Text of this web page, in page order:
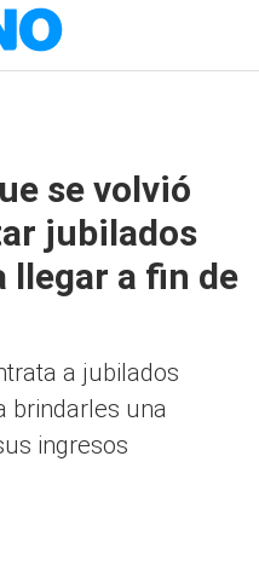
se volvió
jubilados
llegar a fin de
a jubilados
brindarles una
ingresos